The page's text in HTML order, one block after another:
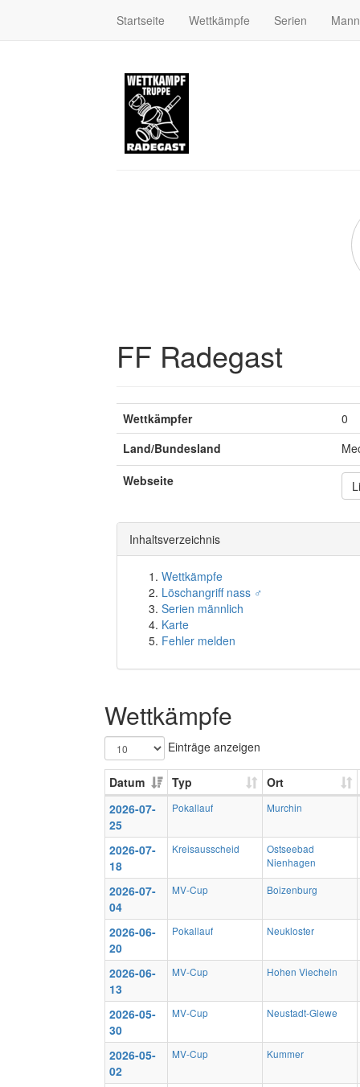
Startseite Wettkämpfe Serien
FF Radegast
Wettkämpfer
0
Land/Bundesland
Webseite
Inhaltsverzeichnis
Wettkämpfe
Löschangriff nass ♂
Serien männlich
Karte
Fehler melden
Wettkämpfe
Einträge anzeigen
Datum Typ
Ort
2026-07-
25
Pokallauf Murchin
2026-07-
18
Kreisausscheid
Ostseebad
Nienhagen
2026-07-
04
MV-Cup Boizenburg
2026-06-
20
Pokallauf Neukloster
2026-06-
13
MV-Cup Hohen Viecheln
2026-05-
30
MV-Cup Neustadt-Glewe
2026-05-
02
MV-Cup Kummer